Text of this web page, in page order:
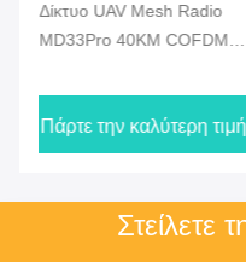
IP Mesh Radio MD33Pro
με 64 κόμβους για
Drone
Πάρτε την καλύτερη τιμή
Στείλετε